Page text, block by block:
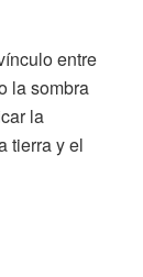
entre
la sombra
la
tierra y el